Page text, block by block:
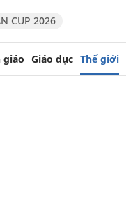
CUP 2026
giáo Giáo dục Thế giới